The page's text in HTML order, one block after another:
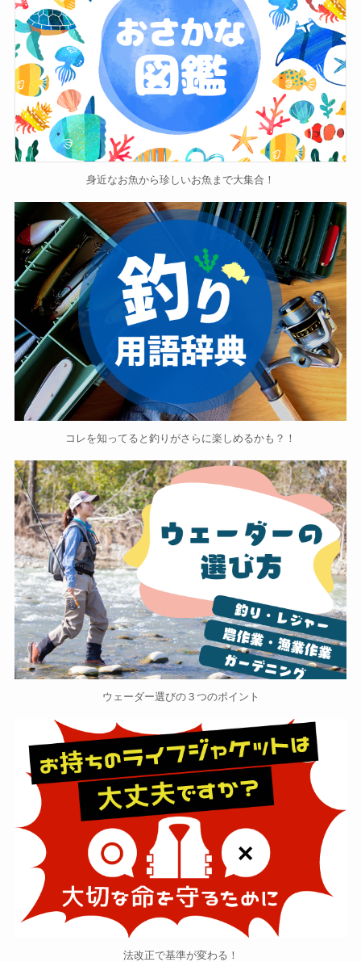
身近なお魚から珍しいお魚まで大集合！
コレを知ってると釣りがさらに楽しめるかも？！
ウェーダー選びの３つのポイント
法改正で基準が変わる！